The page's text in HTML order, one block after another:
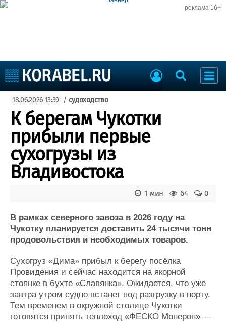
реклама 16+
Судоходство
Судоремонт
События
Пресс-релизы
Порты
Рыболовство
ВМФ
Образование
Яхты и катера
Еще
Пульс
Новости
Компании
Работа
Крюинг
Журнал
Реклама
Доска объявлений
Продажа флота
Оборудование
Материалы
Услуги
18.06.2026 13:39 / судоходство
К берегам Чукотки
прибыли первые
сухогрузы из
Владивостока
0
64
1 мин
В рамках северного завоза в 2026 году на
Чукотку планируется доставить 24 тысячи тонн
продовольствия и необходимых товаров.
Сухогруз «Дима» прибыл к берегу посёлка
Провидения и сейчас находится на якорной
стоянке в бухте «Славянка». Ожидается, что уже
завтра утром судно встанет под разгрузку в порту.
Тем временем в окружной столице Чукотки
готовятся принять теплоход «ФЕСКО Монерон» —